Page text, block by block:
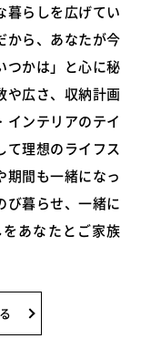
暮らしを広げてい
から、あなたが今
つかは」と心に秘
や広さ、収納計画
インテリアのテイ
て理想のライフス
期間も一緒になっ
び暮らせ、一緒に
あなたとご家族